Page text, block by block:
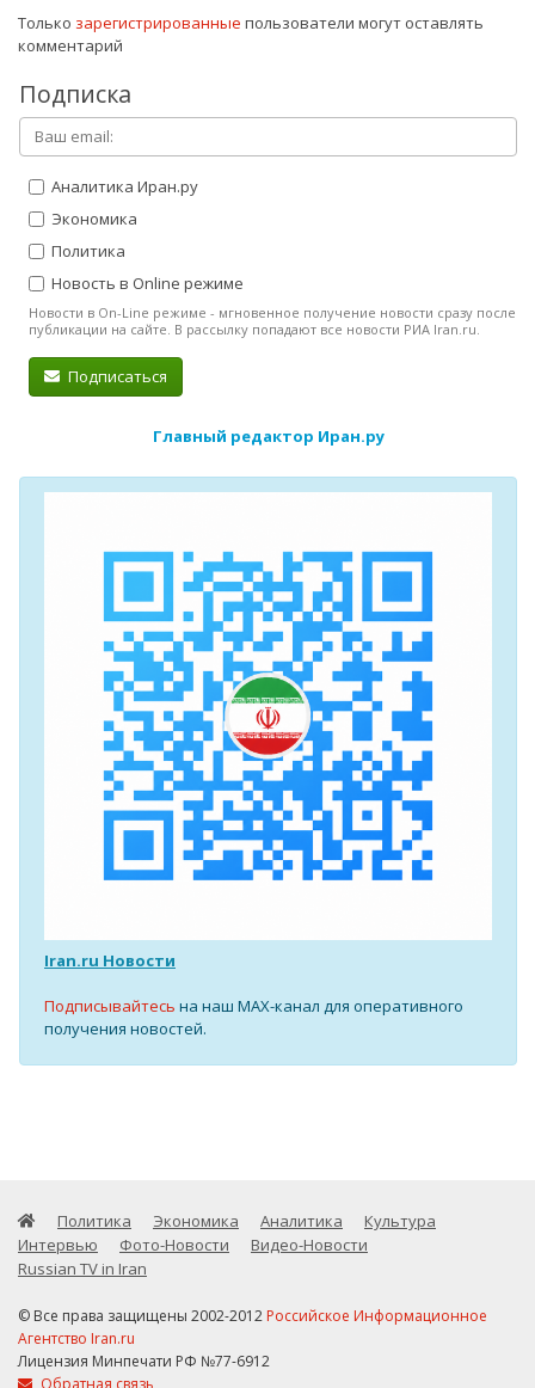
Только зарегистрированные пользователи могут оставлять
комментарий
Подписка
Аналитика Иран.ру
Экономика
Политика
Новость в Online режиме
Новости в On-Line режиме - мгновенное получение новости сразу после
публикации на сайте. В рассылку попадают все новости РИА Iran.ru.
Подписаться
Главный редактор Иран.ру
Iran.ru Новости
Подписывайтесь на наш MAX-канал для оперативного
получения новостей.
Политика Экономика Аналитика
Культура
Интервью
Фото-Новости
Видео-Новости
Russian TV in Iran
© Все права защищены 2002-2012 Российское Информационное
Агентство Iran.ru
Лицензия Минпечати РФ №77-6912